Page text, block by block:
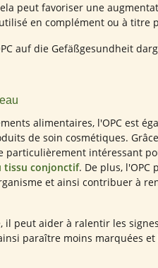
peut favoriser une
en complément ou à titre
alimentaires, l'OPC est
de soin cosmétiques.
particulièrement intéressant
tissu conjonctif. De plus, l'OPC
et ainsi contribuer à
il peut aider à ralentir les
paraître moins marquées